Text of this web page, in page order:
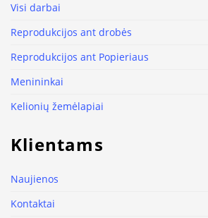
Visi darbai
Reprodukcijos ant drobės
Reprodukcijos ant Popieriaus
Menininkai
Kelionių žemėlapiai
Klientams
Naujienos
Kontaktai